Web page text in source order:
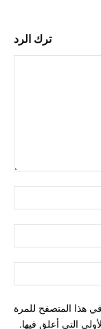
ترك الرد
هذا المتصفح للمرة
التي أعلق فيها.